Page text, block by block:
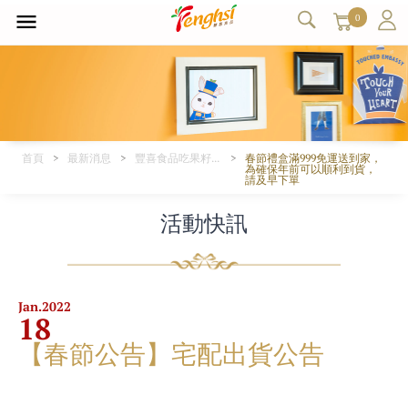
0
首頁 最新消息 春節禮盒滿999免運送到家，
為確保年前可以順利到貨，
請及早下單
活動快訊
Jan.2022
18
【春節公告】宅配出貨公告